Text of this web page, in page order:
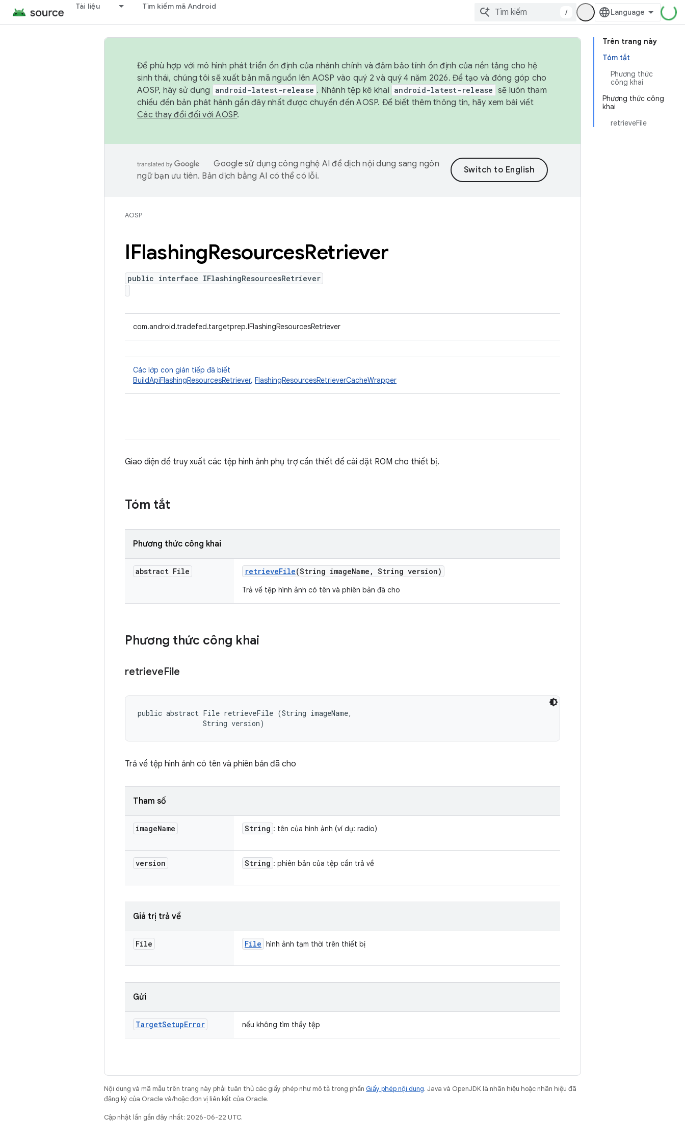
Tài liệu Tìm kiếm mã Android
/
Trên trang này
Tóm tắt
Phương thức
công khai
Phương thức công
khai
retrieveFile
Để phù hợp với mô hình phát triển ổn định của nhánh chính và đảm bảo tính ổn định của nền tảng cho hệ
sinh thái, chúng tôi sẽ xuất bản mã nguồn lên AOSP vào quý 2 và quý 4 năm 2026. Để tạo và đóng góp cho
AOSP, hãy sử dụng
android-latest-release . Nhánh tệp kê khai android-latest-release sẽ luôn tham
chiếu đến bản phát hành gần đây nhất được chuyển đến AOSP. Để biết thêm thông tin, hãy xem bài viết
Các thay đổi đối với AOSP.
Google sử dụng công nghệ AI để dịch nội dung sang ngôn
ngữ bạn ưu tiên. Bản dịch bằng AI có thể có lỗi.
AOSP
IFlashingResourcesRetriever
public interface IFlashingResourcesRetriever
com.android.tradefed.targetprep.IFlashingResourcesRetriever
Các lớp con gián tiếp đã biết
BuildApiFlashingResourcesRetriever, FlashingResourcesRetrieverCacheWrapper
Giao diện để truy xuất các tệp hình ảnh phụ trợ cần thiết để cài đặt ROM cho thiết bị.
Tóm tắt
Phương thức công khai
abstract File retrieveFile(String imageName , String version)
Trả về tệp hình ảnh có tên và phiên bản đã cho
Phương thức công khai
retrieveFile
public abstract File retrieveFile (String imageName,
                String version)
Trả về tệp hình ảnh có tên và phiên bản đã cho
Tham số
imageName String : tên của hình ảnh (ví dụ: radio)
version String : phiên bản của tệp cần trả về
Giá trị trả về
File File hình ảnh tạm thời trên thiết bị
Gửi
TargetSetupError nếu không tìm thấy tệp
Nội dung và mã mẫu trên trang này phải tuân thủ các giấy phép như mô tả trong phần Giấy phép nội dung. Java và OpenJDK là nhãn hiệu hoặc nhãn hiệu đã
đăng ký của Oracle và/hoặc đơn vị liên kết của Oracle.
Cập nhật lần gần đây nhất: 2026-06-22 UTC.